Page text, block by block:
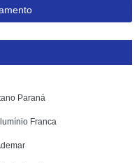
Paraná
Franca